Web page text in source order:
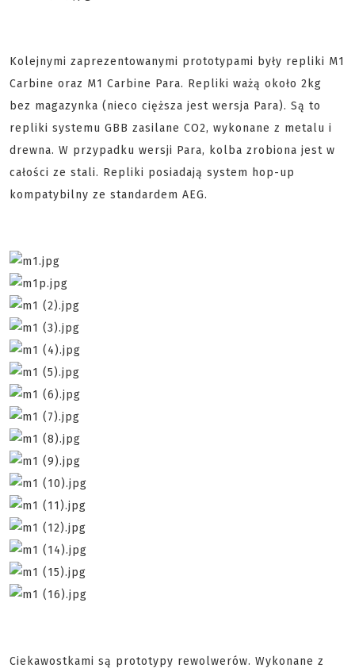
Kolejnymi zaprezentowanymi prototypami były repliki M1
Carbine oraz M1 Carbine Para. Repliki ważą około 2kg
bez magazynka (nieco cięższa jest wersja Para). Są to
repliki systemu GBB zasilane CO2, wykonane z metalu i
drewna. W przypadku wersji Para, kolba zrobiona jest w
całości ze stali. Repliki posiadają system hop-up
kompatybilny ze standardem AEG.
Ciekawostkami są prototypy rewolwerów. Wykonane z